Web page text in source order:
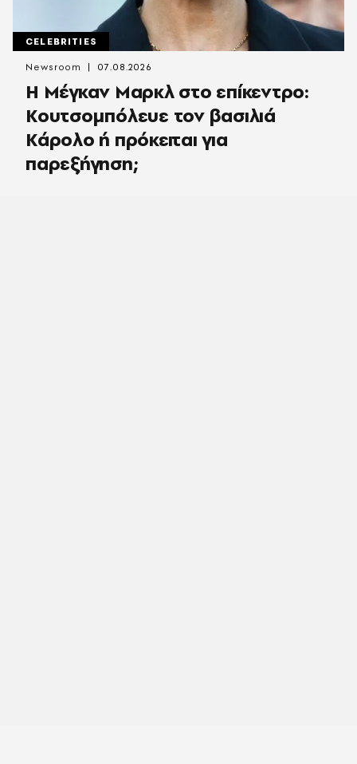
CELEBRITIES
Η Μέγκαν Μαρκλ στο επίκεντρο:
Κουτσομπόλευε τον βασιλιά
Κάρολο ή πρόκειται για
παρεξήγηση;
Newsroom 07.08.2026